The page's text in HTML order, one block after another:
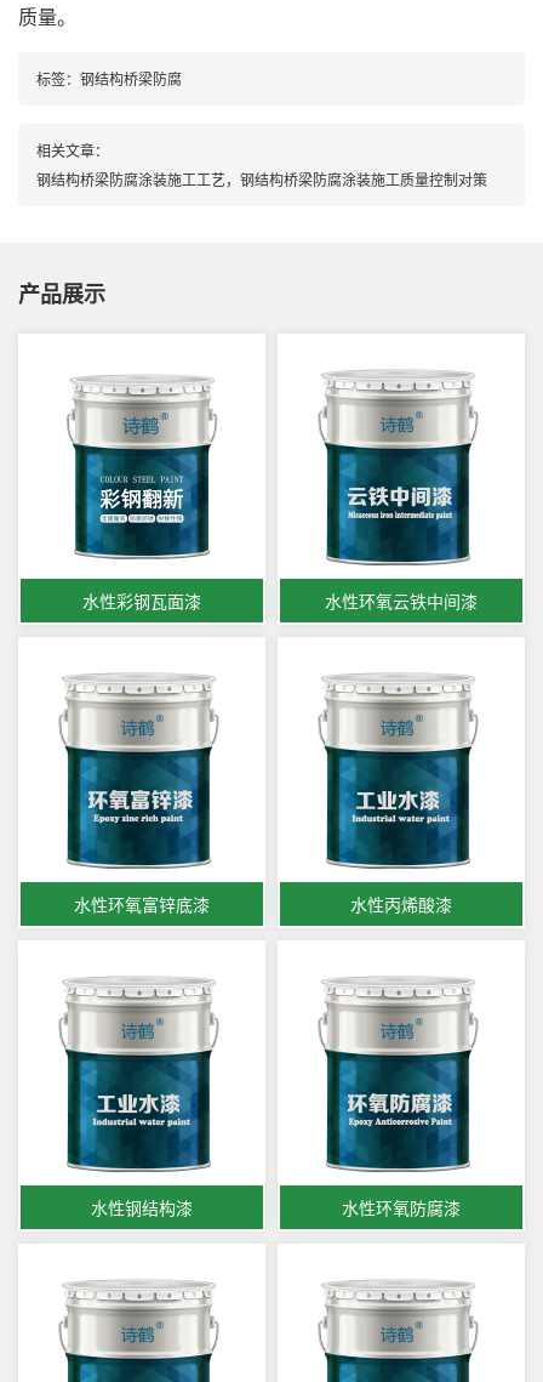
质量。
标签： 钢结构桥梁防腐
相关文章：
钢结构桥梁防腐涂装施工工艺，钢结构桥梁防腐涂装施工质量控制对策
产品展示
水性彩钢瓦面漆 水性环氧云铁中间漆
水性环氧富锌底漆 水性丙烯酸漆
水性钢结构漆 水性环氧防腐漆